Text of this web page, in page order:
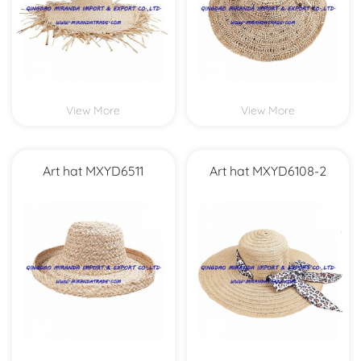
View More View More
Art hat MXYD6511 Art hat MXYD6108-2